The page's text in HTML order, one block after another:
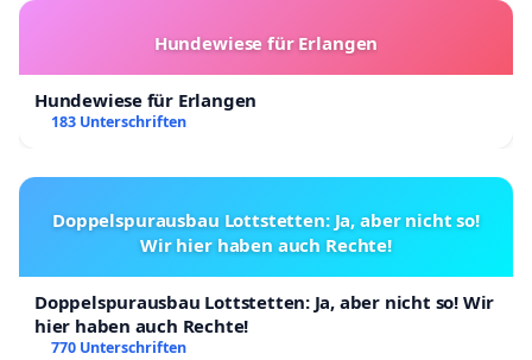
Hundewiese für Erlangen
Hundewiese für Erlangen
183 Unterschriften
Doppelspurausbau Lottstetten: Ja, aber nicht so!
Wir hier haben auch Rechte!
Doppelspurausbau Lottstetten: Ja, aber nicht so! Wir
hier haben auch Rechte!
770 Unterschriften